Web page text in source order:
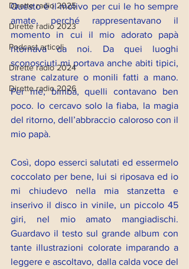
Dirette radio 2025
Dirette radio 2023
Podcast articoli
Dirette radio 2024
Dirette radio 2026
Questo è il motivo per cui le ho sempre
amate, perché rappresentavano il
momento in cui il mio adorato papà
ritornava da noi. Da quei luoghi
sconosciuti mi portava anche abiti tipici,
strane calzature o monili fatti a mano.
Per me, bimba, quelli contavano ben
poco. Io cercavo solo la fiaba, la magia
del ritorno, dell’abbraccio caloroso con il
mio papà.
Così, dopo esserci salutati ed essermelo
coccolato per bene, lui si riposava ed io
mi chiudevo nella mia stanzetta e
inserivo il disco in vinile, un piccolo 45
giri, nel mio amato mangiadischi.
Guardavo il testo sul grande album con
tante illustrazioni colorate imparando a
leggere e ascoltavo, dalla calda voce del